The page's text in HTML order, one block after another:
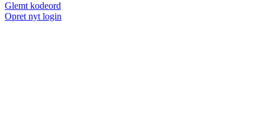
Glemt kodeord
Opret nyt login